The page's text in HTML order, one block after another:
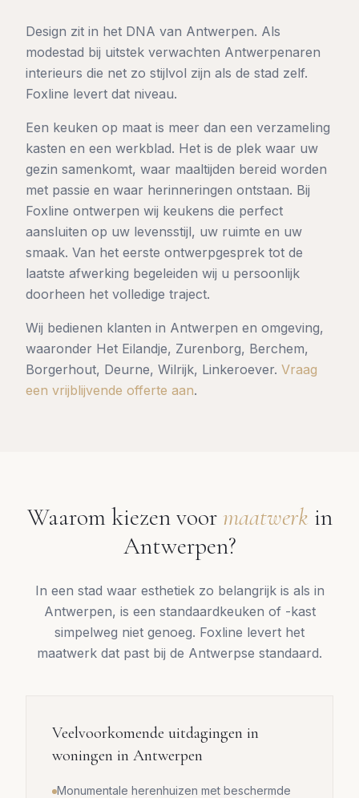
Design zit in het DNA van Antwerpen. Als
modestad bij uitstek verwachten Antwerpenaren
interieurs die net zo stijlvol zijn als de stad zelf.
Foxline levert dat niveau.
Een keuken op maat is meer dan een verzameling
kasten en een werkblad. Het is de plek waar uw
gezin samenkomt, waar maaltijden bereid worden
met passie en waar herinneringen ontstaan. Bij
Foxline ontwerpen wij keukens die perfect
aansluiten op uw levensstijl, uw ruimte en uw
smaak. Van het eerste ontwerpgesprek tot de
laatste afwerking begeleiden wij u persoonlijk
doorheen het volledige traject.
Wij bedienen klanten in Antwerpen en omgeving,
waaronder Het Eilandje, Zurenborg, Berchem,
Borgerhout, Deurne, Wilrijk, Linkeroever. Vraag
een vrijblijvende offerte aan.
Waarom kiezen voor maatwerk in
Antwerpen?
In een stad waar esthetiek zo belangrijk is als in
Antwerpen, is een standaardkeuken of -kast
simpelweg niet genoeg. Foxline levert het
maatwerk dat past bij de Antwerpse standaard.
Veelvoorkomende uitdagingen in
woningen in Antwerpen
Monumentale herenhuizen met beschermde